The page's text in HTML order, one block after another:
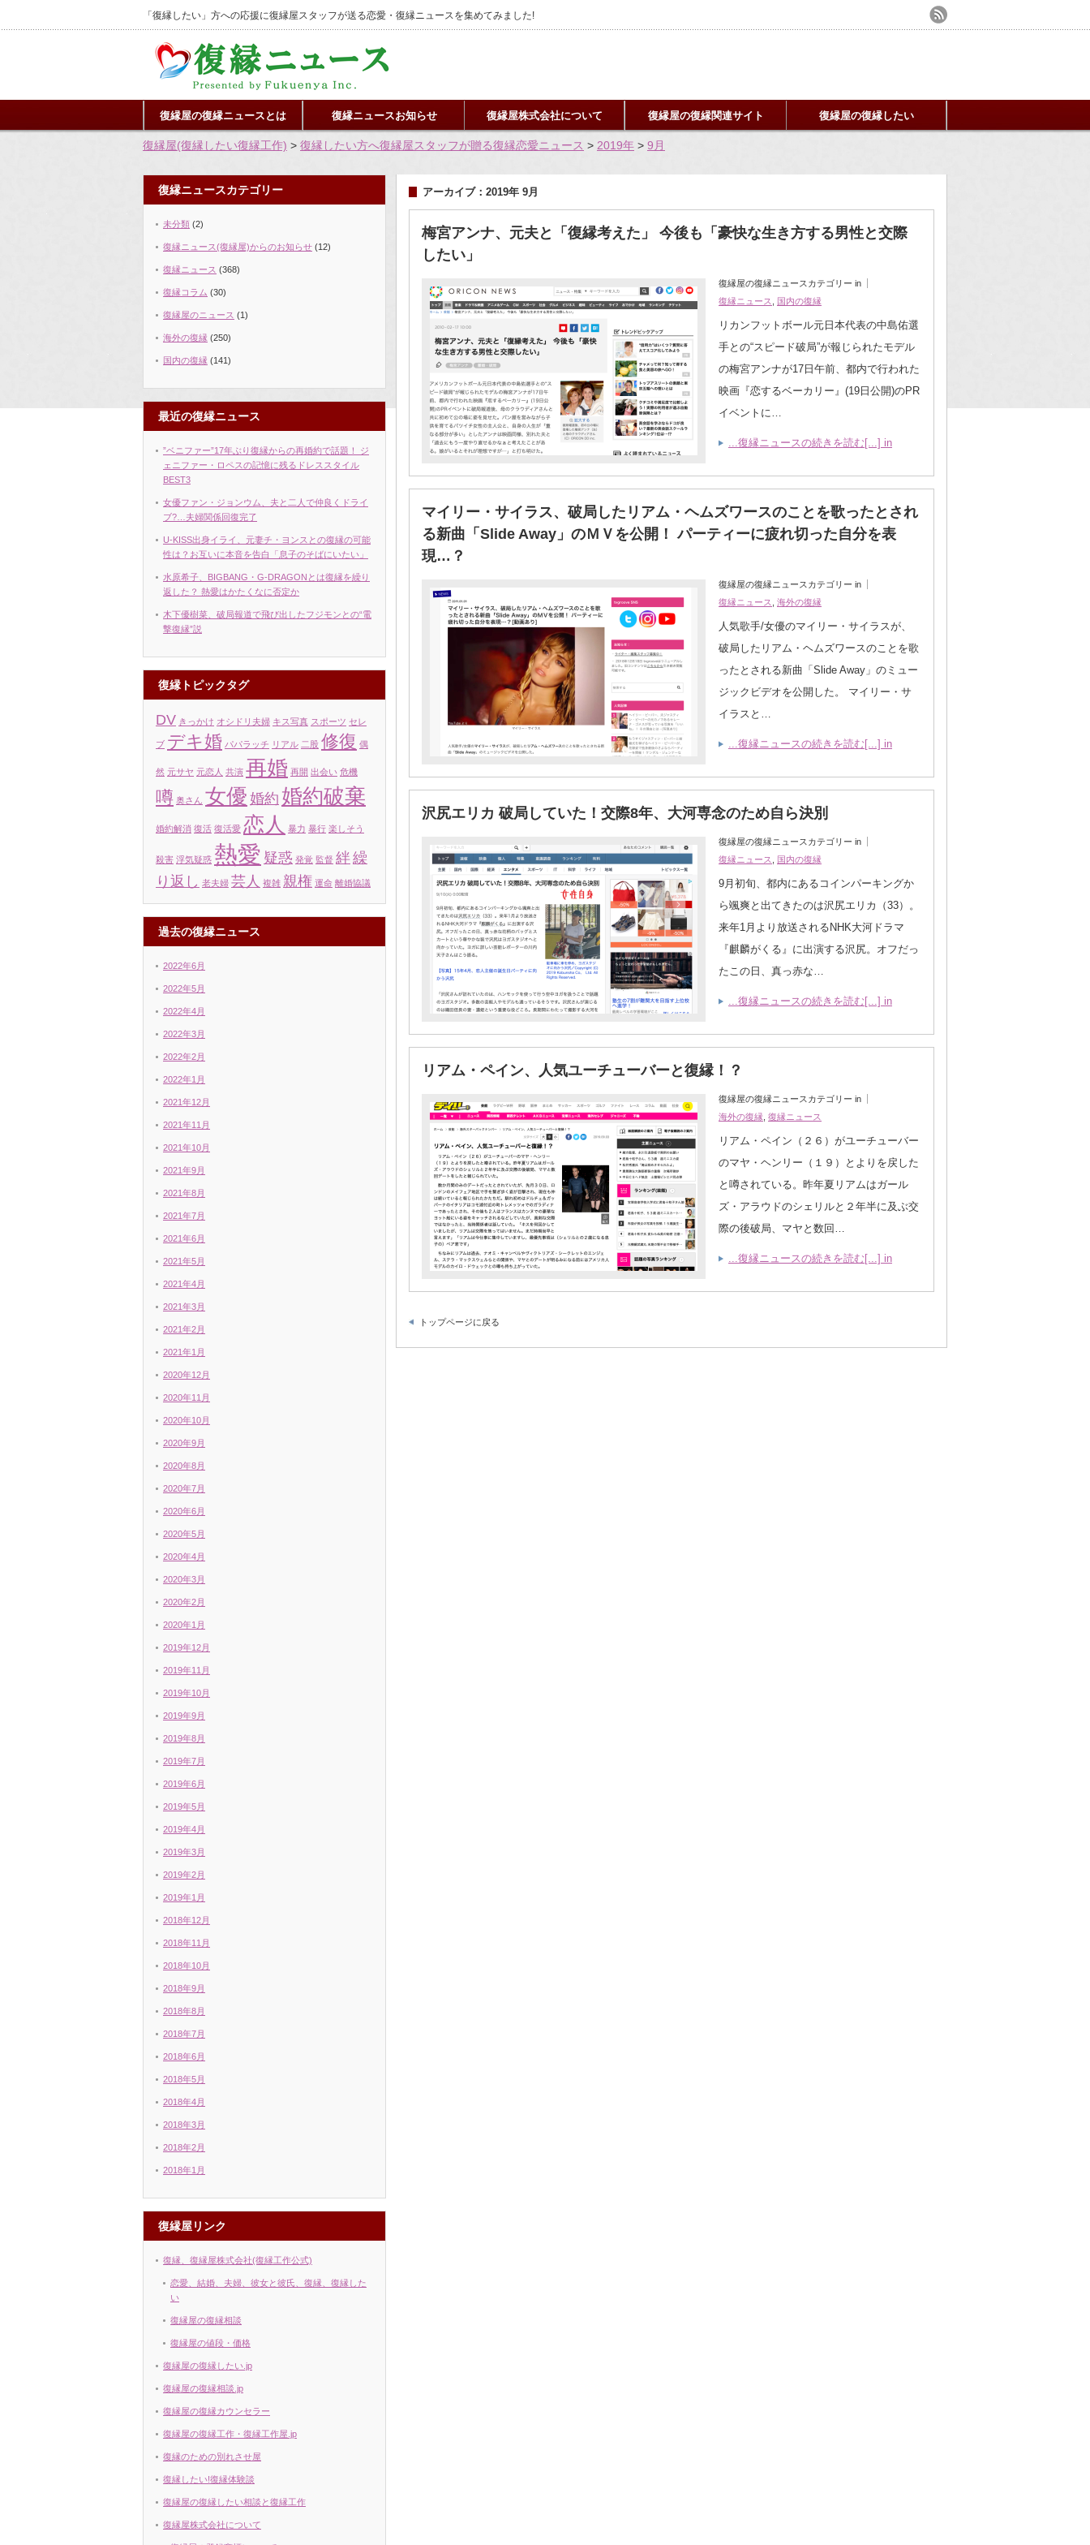
「復縁したい」方への応援に復縁屋スタッフが送る恋愛・復縁ニュースを集めてみました!
復縁屋の復縁ニュースとは 復縁ニュースお知らせ 復縁屋株式会社について 復縁屋の復縁関連サイト 復縁屋の復縁したい
復縁屋(復縁したい復縁工作) > 復縁したい方へ復縁屋スタッフが贈る復縁恋愛ニュース > 2019年 > 9月
アーカイブ：2019年 9月
梅宮アンナ、元夫と「復縁考えた」 今後も「豪快な生き方する男性と交際
したい」
復縁屋の復縁ニュースカテゴリー in
復縁ニュース
国内の復縁
リカンフットボール元日本代表の中島佑選
手との“スピード破局”が報じられたモデル
の梅宮アンナが17日午前、都内で行われた
映画『恋するベーカリー』(19日公開)のPR
イベントに…
...復縁ニュースの続きを読む[...] in
マイリー・サイラス、破局したリアム・ヘムズワースのことを歌ったとされ
る新曲「Slide Away」のＭＶを公開！ パーティーに疲れ切った自分を表
現…？
復縁屋の復縁ニュースカテゴリー in
復縁ニュース
海外の復縁
人気歌手/女優のマイリー・サイラスが、
破局したリアム・ヘムズワースのことを歌
ったとされる新曲「Slide Away」のミュー
ジックビデオを公開した。 マイリー・サ
イラスと…
...復縁ニュースの続きを読む[...] in
沢尻エリカ 破局していた！交際8年、大河専念のため自ら決別
復縁屋の復縁ニュースカテゴリー in
復縁ニュース
国内の復縁
9月初旬、都内にあるコインパーキングか
ら颯爽と出てきたのは沢尻エリカ（33）。
来年1月より放送されるNHK大河ドラマ
『麒麟がくる』に出演する沢尻。オフだっ
たこの日、真っ赤な…
...復縁ニュースの続きを読む[...] in
リアム・ペイン、人気ユーチューバーと復縁！？
復縁屋の復縁ニュースカテゴリー in
海外の復縁 復縁ニュース
リアム・ペイン（２６）がユーチューバー
のマヤ・ヘンリー（１９）とよりを戻した
と噂されている。昨年夏リアムはガール
ズ・アラウドのシェリルと２年半に及ぶ交
際の後破局、マヤと数回…
...復縁ニュースの続きを読む[...] in
トップページに戻る
復縁ニュースカテゴリー
未分類 (2)
復縁ニュース(復縁屋)からのお知らせ (12)
復縁ニュース (368)
復縁コラム (30)
復縁屋のニュース (1)
海外の復縁 (250)
国内の復縁 (141)
最近の復縁ニュース
”ベニファー”17年ぶり復縁からの再婚約で話題！ ジ
ェニファー・ロペスの記憶に残るドレススタイル
BEST3
女優ファン・ジョンウム、夫と二人で仲良くドライ
ブ?…夫婦関係回復完了
U-KISS出身イライ、元妻チ・ヨンスとの復縁の可能
性は？お互いに本音を告白「息子のそばにいたい」
水原希子、BIGBANG・G-DRAGONとは復縁を繰り
返した？ 熱愛はかたくなに否定か
木下優樹菜、破局報道で飛び出したフジモンとの“電
撃復縁”説
復縁トピックタグ
DV きっかけ オシドリ夫婦 キス写真 スポーツ セレ
ブ デキ婚 パパラッチ リアル 二股 修復 偶
然 元サヤ 元恋人 共演 再婚 再開 出会い 危機
噂 奥さん 女優 婚約 婚約破棄
婚約解消 復活 復活愛 恋人 暴力 暴行 楽しそう
殺害 浮気疑惑 熱愛 疑惑 発覚 監督 絆繰
り返し 老夫婦 芸人 複雑 親権 運命 離婚協議
過去の復縁ニュース
2022年6月
2022年5月
2022年4月
2022年3月
2022年2月
2022年1月
2021年12月
2021年11月
2021年10月
2021年9月
2021年8月
2021年7月
2021年6月
2021年5月
2021年4月
2021年3月
2021年2月
2021年1月
2020年12月
2020年11月
2020年10月
2020年9月
2020年8月
2020年7月
2020年6月
2020年5月
2020年4月
2020年3月
2020年2月
2020年1月
2019年12月
2019年11月
2019年10月
2019年9月
2019年8月
2019年7月
2019年6月
2019年5月
2019年4月
2019年3月
2019年2月
2019年1月
2018年12月
2018年11月
2018年10月
2018年9月
2018年8月
2018年7月
2018年6月
2018年5月
2018年4月
2018年3月
2018年2月
2018年1月
復縁屋リンク
復縁、復縁屋株式会社(復縁工作公式)
恋愛、結婚、夫婦、彼女と彼氏、復縁、復縁した
い
復縁屋の復縁相談
復縁屋の値段・価格
復縁屋の復縁したい.jp
復縁屋の復縁相談.jp
復縁屋の復縁カウンセラー
復縁屋の復縁工作・復縁工作屋.jp
復縁のための別れさせ屋
復縁したい!復縁体験談
復縁屋の復縁したい相談と復縁工作
復縁屋株式会社について